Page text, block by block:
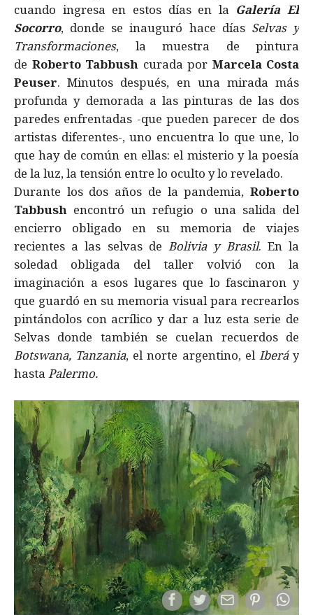
cuando ingresa en estos días en la Galería El
Socorro, donde se inauguró hace días Selvas y
Transformaciones, la muestra de pintura
de Roberto Tabbush curada por Marcela Costa
Peuser. Minutos después, en una mirada más
profunda y demorada a las pinturas de las dos
paredes enfrentadas -que pueden parecer de dos
artistas diferentes-, uno encuentra lo que une, lo
que hay de común en ellas: el misterio y la poesía
de la luz, la tensión entre lo oculto y lo revelado.
Durante los dos años de la pandemia, Roberto
Tabbush encontró un refugio o una salida del
encierro obligado en su memoria de viajes
recientes a las selvas deBolivia y Brasil. En la
soledad obligada del taller volvió con la
imaginación a esos lugares que lo fascinaron y
que guardó en su memoria visual para recrearlos
pintándolos con acrílico y dar a luz esta serie de
Selvas donde también se cuelan recuerdos de
Botswana, Tanzania, el norte argentino, el Iberáy
hasta Palermo.